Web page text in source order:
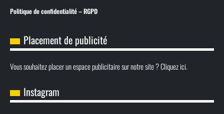
Politique de confidentialité – RGPD
Placement de publicité
Vous souhaitez placer un espace publicitaire sur notre site ? Cliquez ici.
Instagram